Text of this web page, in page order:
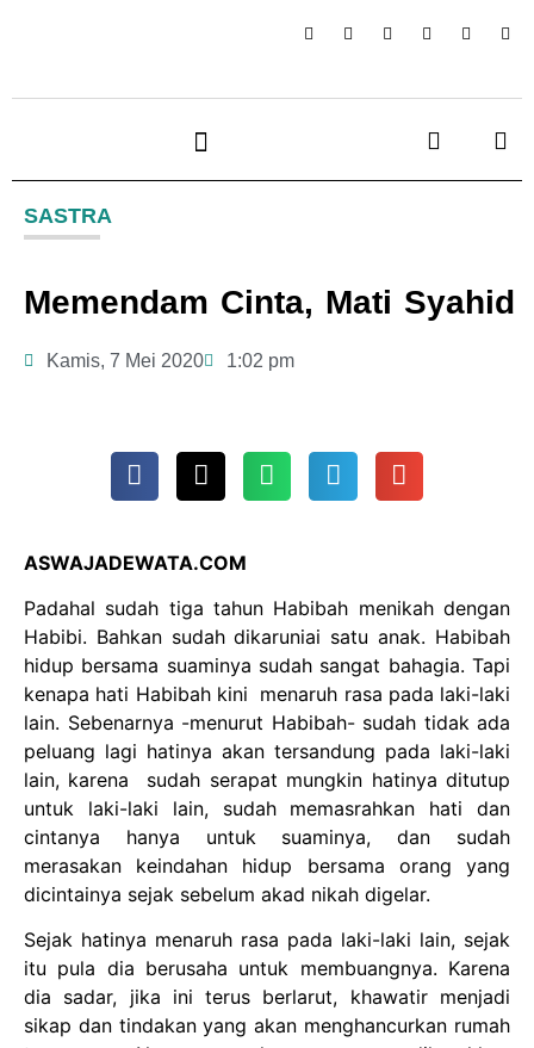
SASTRA
Memendam Cinta, Mati Syahid
Kamis, 7 Mei 2020 1:02 pm
ASWAJADEWATA.COM
Padahal sudah tiga tahun Habibah menikah dengan
Habibi. Bahkan sudah dikaruniai satu anak. Habibah
hidup bersama suaminya sudah sangat bahagia. Tapi
kenapa hati Habibah kini menaruh rasa pada laki-laki
lain. Sebenarnya -menurut Habibah- sudah tidak ada
peluang lagi hatinya akan tersandung pada laki-laki
lain, karena sudah serapat mungkin hatinya ditutup
untuk laki-laki lain, sudah memasrahkan hati dan
cintanya hanya untuk suaminya, dan sudah
merasakan keindahan hidup bersama orang yang
dicintainya sejak sebelum akad nikah digelar.
Sejak hatinya menaruh rasa pada laki-laki lain, sejak
itu pula dia berusaha untuk membuangnya. Karena
dia sadar, jika ini terus berlarut, khawatir menjadi
sikap dan tindakan yang akan menghancurkan rumah